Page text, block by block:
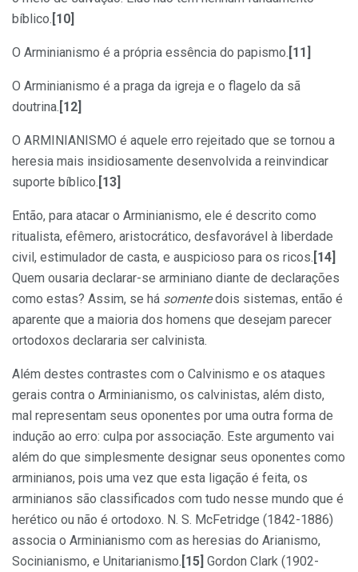
bíblico. [10]
O Arminianismo é a própria essência do papismo. [11]
O Arminianismo é a praga da igreja e o flagelo da sã
doutrina. [12]
O ARMINIANISMO é aquele erro rejeitado que se tornou a
heresia mais insidiosamente desenvolvida a reinvindicar
suporte bíblico. [13]
Então, para atacar o Arminianismo, ele é descrito como
ritualista, efêmero, aristocrático, desfavorável à liberdade
civil, estimulador de casta, e auspicioso para os ricos. [14]
Quem ousaria declarar-se arminiano diante de declarações
como estas? Assim, se há somentedois sistemas, então é
aparente que a maioria dos homens que desejam parecer
ortodoxos declararia ser calvinista.
Além destes contrastes com o Calvinismo e os ataques
gerais contra o Arminianismo, os calvinistas, além disto,
mal representam seus oponentes por uma outra forma de
indução ao erro: culpa por associação. Este argumento vai
além do que simplesmente designar seus oponentes como
arminianos, pois uma vez que esta ligação é feita, os
arminianos são classificados com tudo nesse mundo que é
herético ou não é ortodoxo. N. S. McFetridge (1842-1886)
associa o Arminianismo com as heresias do Arianismo,
Socinianismo, e Unitarianismo. [15] Gordon Clark (1902-